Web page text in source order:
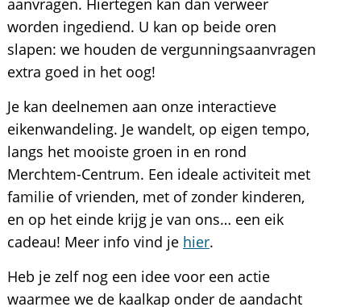
aanvragen. Hiertegen kan dan verweer
worden ingediend. U kan op beide oren
slapen: we houden de vergunningsaanvragen
extra goed in het oog!
Je kan deelnemen aan onze interactieve
eikenwandeling. Je wandelt, op eigen tempo,
langs het mooiste groen in en rond
Merchtem-Centrum. Een ideale activiteit met
familie of vrienden, met of zonder kinderen,
en op het einde krijg je van ons… een eik
cadeau! Meer info vind je hier.
Heb je zelf nog een idee voor een actie
waarmee we de kaalkap onder de aandacht